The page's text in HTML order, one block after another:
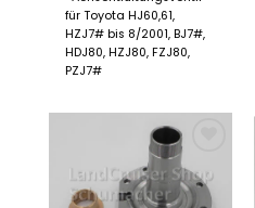
für Toyota HJ60,61,
HZJ7# bis 8/2001, BJ7#,
HDJ80, HZJ80, FZJ80,
PZJ7#
Zum
Merkzettel
hinzufügen